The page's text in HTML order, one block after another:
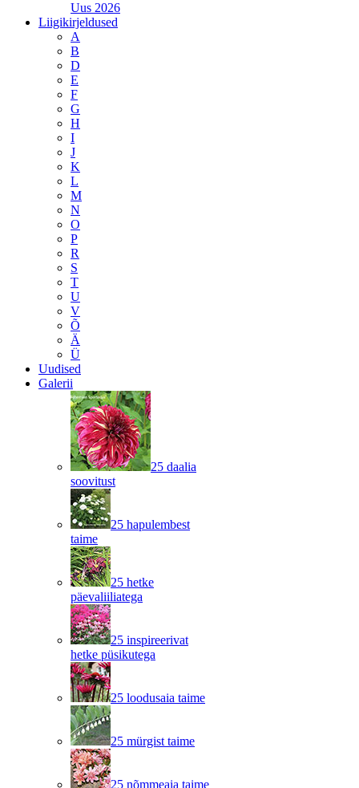
Uus 2026
Liigikirjeldused
A
B
D
E
F
G
H
I
J
K
L
M
N
O
P
R
S
T
U
V
Õ
Ä
Ü
Uudised
Galerii
25 daalia
soovitust
25 hapulembest
taime
25 hetke
päevaliiliatega
25 inspireerivat
hetke püsikutega
25 loodusaia taime
25 mürgist taime
25 nõmmeaia taime